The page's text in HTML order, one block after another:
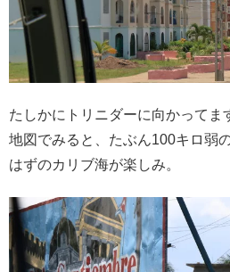
たしかにトリニダーに向かってま
地図でみると、たぶん100キロ弱
はずのカリブ海が楽しみ。